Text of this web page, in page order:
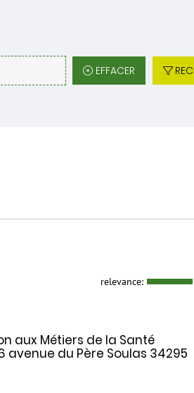
EFFACER
relevance:
aux Métiers de la Santé
avenue du Père Soulas 34295